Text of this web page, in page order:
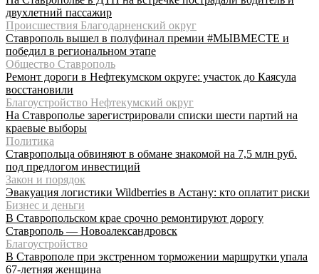
двухлетний пассажир
Происшествия Благодарненский округ
Ставрополь вышел в полуфинал премии #МЫВМЕСТЕ и
победил в региональном этапе
Общество Ставрополь
Ремонт дороги в Нефтекумском округе: участок до Каясула
восстановили
Благоустройство Нефтекумский округ
На Ставрополье зарегистрировали списки шести партий на
краевые выборы
Политика
Ставропольца обвиняют в обмане знакомой на 7,5 млн руб.
под предлогом инвестиций
Закон и порядок
Эвакуация логистики Wildberries в Астану: кто оплатит риски
Бизнес и деньги
В Ставропольском крае срочно ремонтируют дорогу
Ставрополь — Новоалександровск
Благоустройство
В Ставрополе при экстренном торможении маршрутки упала
67-летняя женщина